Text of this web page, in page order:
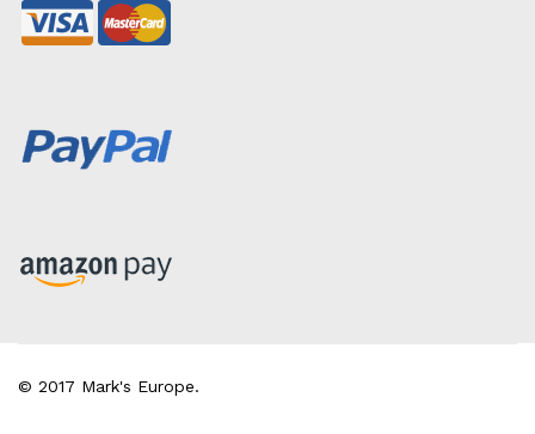
© 2017 Mark's Europe.